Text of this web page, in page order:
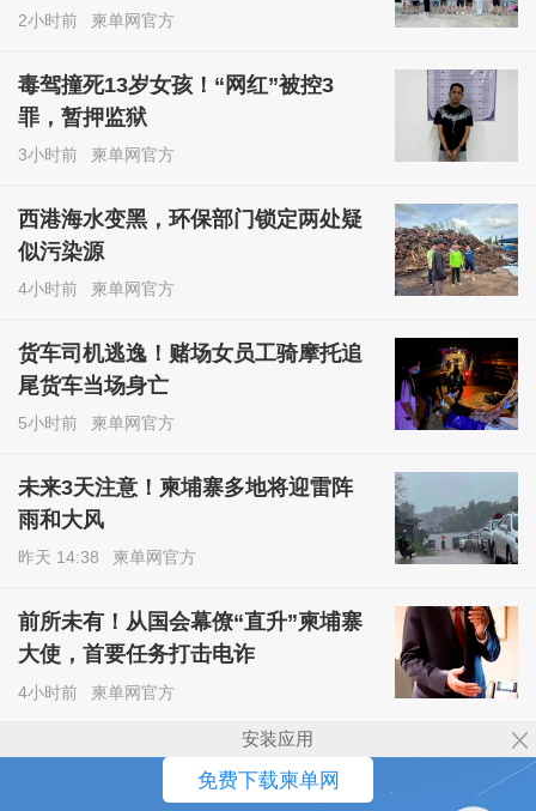
2小时前 柬单网官方
毒驾撞死13岁女孩！“网红”被控3
罪，暂押监狱
3小时前 柬单网官方
西港海水变黑，环保部门锁定两处疑
似污染源
4小时前 柬单网官方
货车司机逃逸！赌场女员工骑摩托追
尾货车当场身亡
5小时前 柬单网官方
未来3天注意！柬埔寨多地将迎雷阵
雨和大风
昨天 14:38 柬单网官方
前所未有！从国会幕僚“直升”柬埔寨
大使，首要任务打击电诈
4小时前 柬单网官方
安装应用
免费下载柬单网